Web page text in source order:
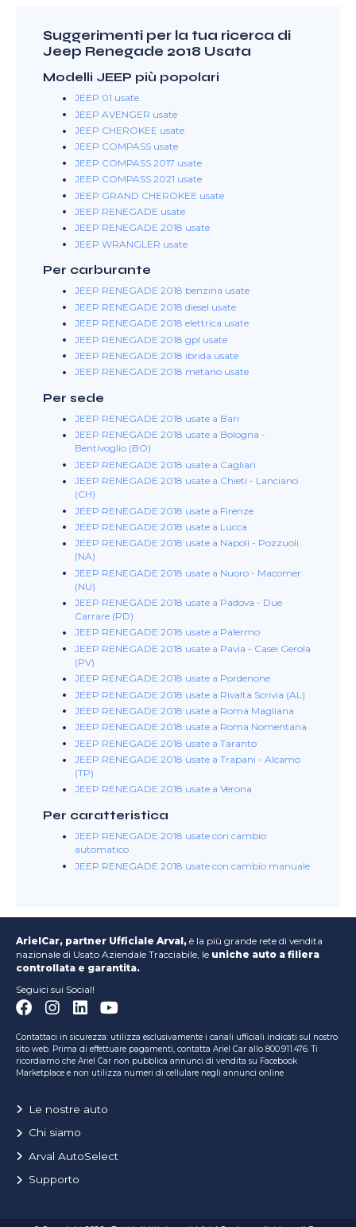
Suggerimenti per la tua ricerca di
Jeep Renegade 2018 Usata
Modelli JEEP più popolari
JEEP 01 usate
JEEP AVENGER usate
JEEP CHEROKEE usate
JEEP COMPASS usate
JEEP COMPASS 2017 usate
JEEP COMPASS 2021 usate
JEEP GRAND CHEROKEE usate
JEEP RENEGADE usate
JEEP RENEGADE 2018 usate
JEEP WRANGLER usate
Per carburante
JEEP RENEGADE 2018 benzina usate
JEEP RENEGADE 2018 diesel usate
JEEP RENEGADE 2018 elettrica usate
JEEP RENEGADE 2018 gpl usate
JEEP RENEGADE 2018 ibrida usate
JEEP RENEGADE 2018 metano usate
Per sede
JEEP RENEGADE 2018 usate a Bari
JEEP RENEGADE 2018 usate a Bologna -
Bentivoglio (BO)
JEEP RENEGADE 2018 usate a Cagliari
JEEP RENEGADE 2018 usate a Chieti - Lanciano
(CH)
JEEP RENEGADE 2018 usate a Firenze
JEEP RENEGADE 2018 usate a Lucca
JEEP RENEGADE 2018 usate a Napoli - Pozzuoli
(NA)
JEEP RENEGADE 2018 usate a Nuoro - Macomer
(NU)
JEEP RENEGADE 2018 usate a Padova - Due
Carrare (PD)
JEEP RENEGADE 2018 usate a Palermo
JEEP RENEGADE 2018 usate a Pavia - Casei Gerola
(PV)
JEEP RENEGADE 2018 usate a Pordenone
JEEP RENEGADE 2018 usate a Rivalta Scrivia (AL)
JEEP RENEGADE 2018 usate a Roma Magliana
JEEP RENEGADE 2018 usate a Roma Nomentana
JEEP RENEGADE 2018 usate a Taranto
JEEP RENEGADE 2018 usate a Trapani - Alcamo
(TP)
JEEP RENEGADE 2018 usate a Verona
Per caratteristica
JEEP RENEGADE 2018 usate con cambio
automatico
JEEP RENEGADE 2018 usate con cambio manuale
ArielCar, partner Ufficiale Arval, è la più grande rete di vendita
nazionale di Usato Aziendale Tracciabile, le uniche auto a filiera
controllata e garantita.
Seguici sui Social!
Contattaci in sicurezza: utilizza esclusivamente i canali ufficiali indicati sul nostro
sito web. Prima di effettuare pagamenti, contatta Ariel Car allo 800.911.476. Ti
ricordiamo che Ariel Car non pubblica annunci di vendita su Facebook
Marketplace e non utilizza numeri di cellulare negli annunci online
Le nostre auto
Chi siamo
Arval AutoSelect
Supporto